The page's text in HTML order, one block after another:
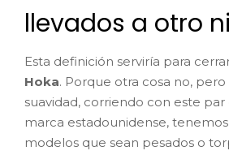
llevados a otro
Esta definición serviría para
Hoka. Porque otra cosa no,
suavidad, corriendo con este
marca estadounidense,
modelos que sean pesados o